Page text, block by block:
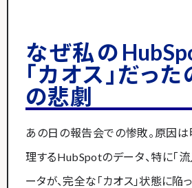
なぜ私の
「カオス」だっ
の悲劇
あの日の報告会での惨敗。原因は
理するHubSpotのデータ、特に「
ータが、完全な「カオス」状態に陥